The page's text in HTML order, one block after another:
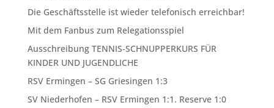
Die Geschäftsstelle ist wieder telefonisch erreichbar!
Mit dem Fanbus zum Relegationsspiel
Ausschreibung TENNIS-SCHNUPPERKURS FÜR
KINDER UND JUGENDLICHE
RSV Ermingen – SG Griesingen 1:3
SV Niederhofen – RSV Ermingen 1:1. Reserve 1:0